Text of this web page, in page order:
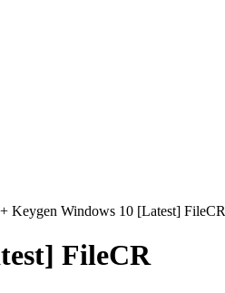
Keygen Windows 10 [Latest] FileCR
FileCR